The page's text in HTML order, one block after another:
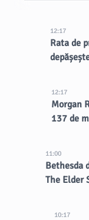
12:17
Rata de
12:17
Morgan
137 de
11:00
Bethesda
The Elder
10:17